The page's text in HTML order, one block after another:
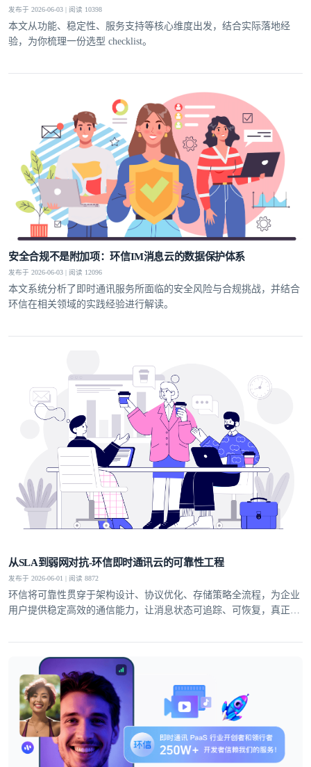
发布于 2026-06-03 | 阅读 10398
本文从功能、稳定性、服务支持等核心维度出发，结合实际落地经
验，为你梳理一份选型 checklist。
安全合规不是附加项：环信IM消息云的数据保护体系
发布于 2026-06-03 | 阅读 12096
本文系统分析了即时通讯服务所面临的安全风险与合规挑战，并结合
环信在相关领域的实践经验进行解读。
从SLA到弱网对抗-环信即时通讯云的可靠性工程
发布于 2026-06-01 | 阅读 8872
环信将可靠性贯穿于架构设计、协议优化、存储策略全流程，为企业
用户提供稳定高效的通信能力，让消息状态可追踪、可恢复，真正实